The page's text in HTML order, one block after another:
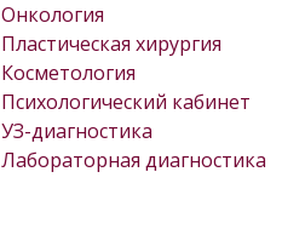
Онкология
Пластическая хирургия
Косметология
Психологический кабинет
УЗ-диагностика
Лабораторная диагностика